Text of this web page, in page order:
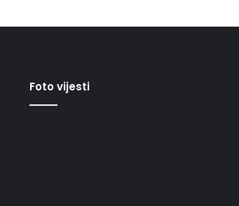
Foto vijesti